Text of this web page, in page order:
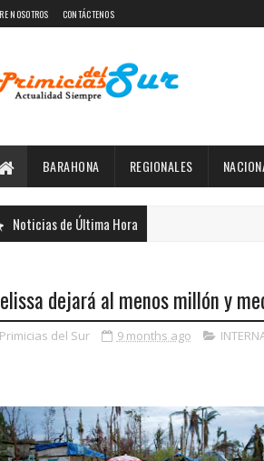
NOSOTROS CONTÁCTENOS
BARAHONA REGIONALES
Noticias de Última Hora
dejará al menos millón y
Primicias del Sur 9 months ago